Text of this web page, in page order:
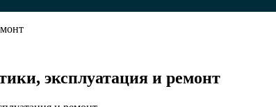
эксплуатация и ремонт